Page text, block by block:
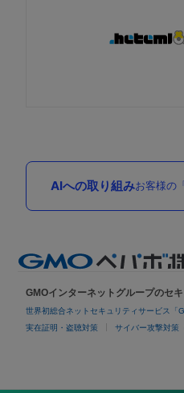
AIへの取り組みお客様の
GMOインターネットグループのセ
世界初総合ネットセキュリティサービス「
実在証明・盗聴対策 サイバー攻撃対策